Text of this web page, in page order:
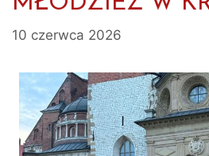
10 czerwca 2026